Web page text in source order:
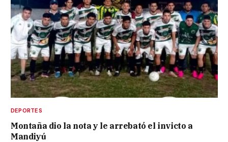
DEPORTES
Montaña dio la nota y le arrebató el invicto a
Mandiyú